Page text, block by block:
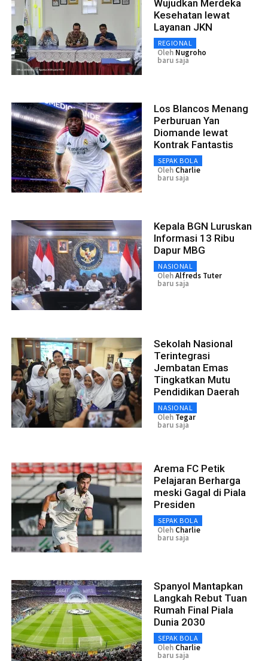
Wujudkan Merdeka
Kesehatan lewat
Layanan JKN
REGIONAL
Oleh Nugroho
baru saja
Los Blancos Menang
Perburuan Yan
Diomande lewat
Kontrak Fantastis
SEPAK BOLA
Oleh Charlie
baru saja
Kepala BGN Luruskan
Informasi 13 Ribu
Dapur MBG
NASIONAL
OlehAlfreds Tuter
baru saja
Sekolah Nasional
Terintegrasi
Jembatan Emas
Tingkatkan Mutu
Pendidikan Daerah
NASIONAL
Oleh Tegar
baru saja
Arema FC Petik
Pelajaran Berharga
meski Gagal di Piala
Presiden
SEPAK BOLA
Oleh Charlie
baru saja
Spanyol Mantapkan
Langkah Rebut Tuan
Rumah Final Piala
Dunia 2030
SEPAK BOLA
Oleh Charlie
baru saja